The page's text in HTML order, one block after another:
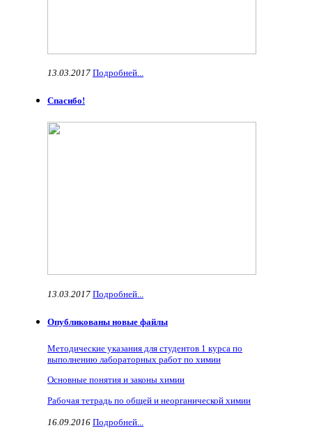
13.03.2017 Подробней...
Спасибо!
13.03.2017 Подробней...
Опубликованы новые файлы
Методические указания для студентов 1 курса по
выполнению лабораторных работ по химии
Основные понятия и законы химии
Рабочая тетрадь по общей и неорганической химии
16.09.2016 Подробней...